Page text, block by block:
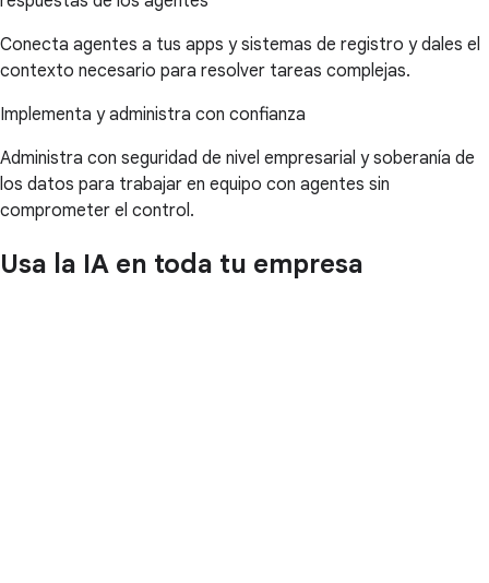
Conecta agentes a tus apps y sistemas de registro y dales el
contexto necesario para resolver tareas complejas.
Implementa y administra con confianza
Administra con seguridad de nivel empresarial y soberanía de
los datos para trabajar en equipo con agentes sin
comprometer el control.
Usa la IA en toda tu empresa